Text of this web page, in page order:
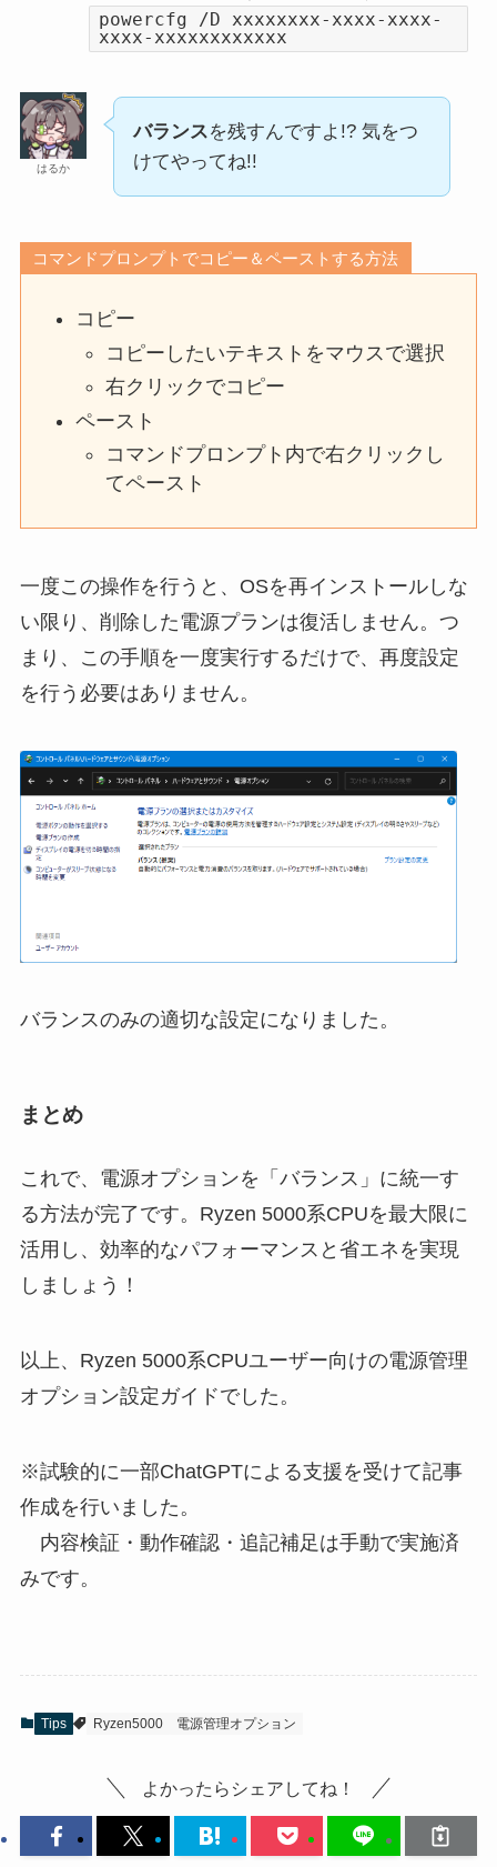
powercfg /D xxxxxxxx-xxxx-xxxx-
xxxx-xxxxxxxxxxxx
はるか
バランスを残すんですよ!? 気をつ
けてやってね!!
コマンドプロンプトでコピー＆ペーストする方法
コピー
コピーしたいテキストをマウスで選択
右クリックでコピー
ペースト
コマンドプロンプト内で右クリックし
てペースト
一度この操作を行うと、OSを再インストールしな
い限り、削除した電源プランは復活しません。つ
まり、この手順を一度実行するだけで、再度設定
を行う必要はありません。
バランスのみの適切な設定になりました。
まとめ
これで、電源オプションを「バランス」に統一す
る方法が完了です。Ryzen 5000系CPUを最大限に
活用し、効率的なパフォーマンスと省エネを実現
しましょう！
以上、Ryzen 5000系CPUユーザー向けの電源管理
オプション設定ガイドでした。
※試験的に一部ChatGPTによる支援を受けて記事
作成を行いました。
内容検証・動作確認・追記補足は手動で実施済
みです。
Tips Ryzen5000 電源管理オプション
よかったらシェアしてね！